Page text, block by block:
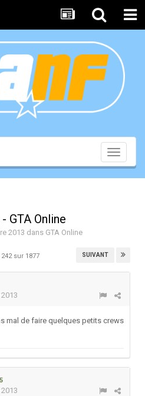
Toggle
GTA Online
2013 dans GTA Online
SUIVANT
sur 1877
mal de faire quelques petits crews
5